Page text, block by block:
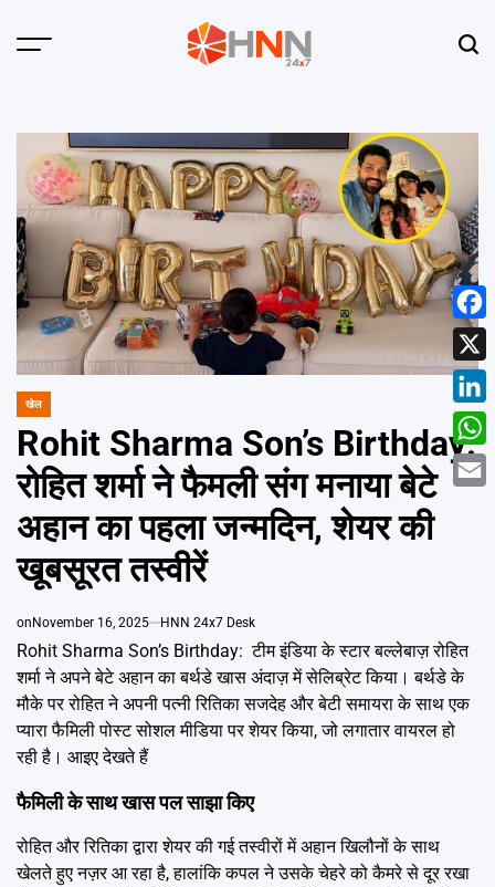
Menu
POSTED
खेल
Rohit Sharma Son’s Birthday:
रोहित शर्मा ने फैमली संग मनाया बेटे
अहान का पहला जन्मदिन, शेयर की
खूबसूरत तस्वीरें
onNovember 16, 2025 HNN 24x7 Desk
Rohit Sharma Son’s Birthday: टीम इंडिया के स्टार बल्लेबाज़ रोहित
शर्मा ने अपने बेटे अहान का बर्थडे खास अंदाज़ में सेलिब्रेट किया। बर्थडे के
मौके पर रोहित ने अपनी पत्नी रितिका सजदेह और बेटी समायरा के साथ एक
प्यारा फैमिली पोस्ट सोशल मीडिया पर शेयर किया, जो लगातार वायरल हो
रही है। आइए देखते हैं
फैमिली के साथ खास पल साझा किए
रोहित और रितिका द्वारा शेयर की गई तस्वीरों में अहान खिलौनों के साथ
खेलते हुए नज़र आ रहा है, हालांकि कपल ने उसके चेहरे को कैमरे से दूर रखा
X